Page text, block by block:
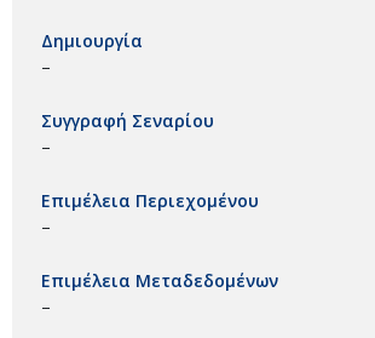
Δημιουργία
–
Συγγραφή Σεναρίου
–
Επιμέλεια Περιεχομένου
–
Επιμέλεια Μεταδεδομένων
–